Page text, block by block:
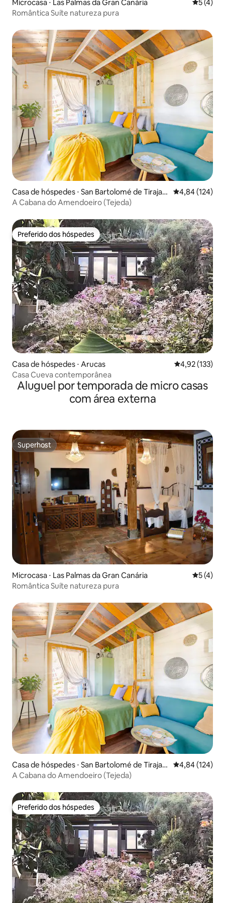
Microcasa ⋅ Las Palmas da Gran Canária 5 de
5 (4)
Romântica Suíte natureza pura
Casa de hóspedes ⋅ San Bartolomé de Tirajan
a
4,84 de uma
4,84 (124)
A Cabana do Amendoeiro (Tejeda)
Preferido dos hóspedes
Preferido dos hóspedes
Casa de hóspedes ⋅ Arucas 4,92 de uma
4,92 (133)
Casa Cueva contemporânea
Aluguel por temporada de micro casas
com área externa
Superhost
Superhost
Microcasa ⋅ Las Palmas da Gran Canária 5 de
5 (4)
Romântica Suíte natureza pura
Casa de hóspedes ⋅ San Bartolomé de Tirajan
a
4,84 de uma
4,84 (124)
A Cabana do Amendoeiro (Tejeda)
Preferido dos hóspedes
Preferido dos hóspedes